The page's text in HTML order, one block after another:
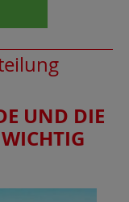
UND DIE